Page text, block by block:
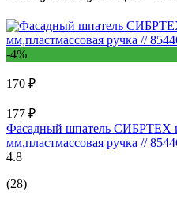
-4%
170 ₽
177 ₽
Фасадный шпатель СИБРТЕХ
мм,пластмассовая ручка //
4.8
(28)